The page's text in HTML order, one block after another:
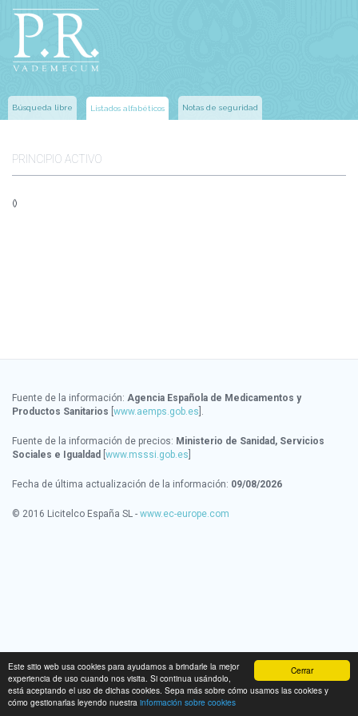
Cerrar
Este sitio web usa cookies para ayudarnos a brindarle la mejor
experiencia de uso cuando nos visita. Si continua usándolo,
está aceptando el uso de dichas cookies. Sepa más sobre cómo usamos las cookies y
cómo gestionarlas leyendo nuestra información sobre cookies
Búsqueda libre Listados alfabéticos Notas de seguridad
PRINCIPIO ACTIVO
()
Fuente de la información: Agencia Española de Medicamentos y
Productos Sanitarios www.aemps.gob.es ].
Fuente de la información de precios: Ministerio de Sanidad, Servicios
Sociales e Igualdad www.msssi.gob.es
Fecha de última actualización de la información: 09/08/2026
© 2016 Licitelco España SL - www.ec-europe.com